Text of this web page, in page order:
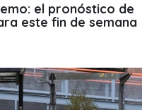
el pronóstico de
este fin de semana